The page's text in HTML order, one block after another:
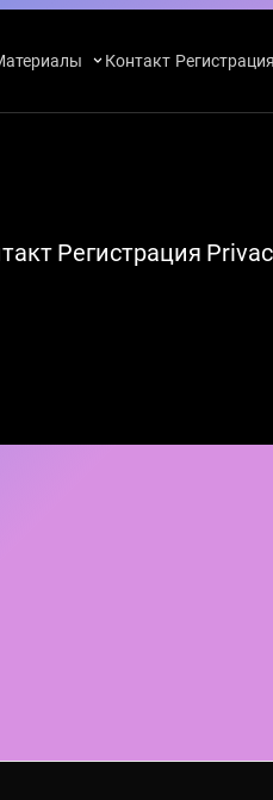
Контакт Регистрация
Регистрация